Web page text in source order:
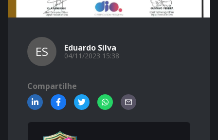
ES Eduardo Silva
04/11/2023 15:38
Compartilhe